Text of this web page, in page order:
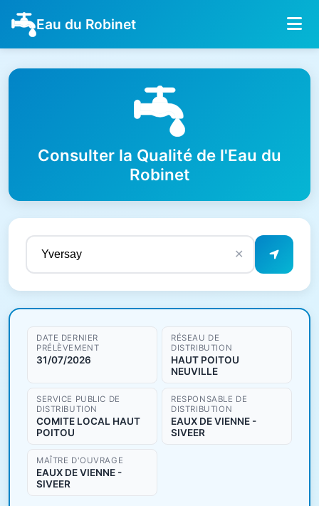
Eau du Robinet
Consulter la Qualité de l'Eau du
Robinet
✕
Résultats de qualité de l'eau
DATE DERNIER
PRÉLÈVEMENT
31/07/2026
RÉSEAU DE
DISTRIBUTION
HAUT POITOU
NEUVILLE
SERVICE PUBLIC DE
DISTRIBUTION
COMITE LOCAL HAUT
POITOU
RESPONSABLE DE
DISTRIBUTION
EAUX DE VIENNE -
SIVEER
MAÎTRE D'OUVRAGE
EAUX DE VIENNE -
SIVEER